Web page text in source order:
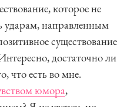
которое не
ударам, направленным
существование
достаточно ли
что есть во мне.
юмора,